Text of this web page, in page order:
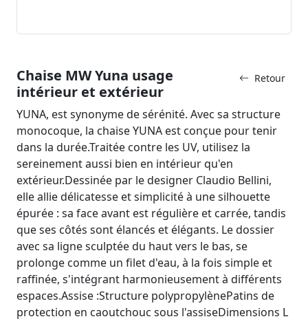
Retour
Chaise MW Yuna usage
intérieur et extérieur
YUNA, est synonyme de sérénité. Avec sa structure
monocoque, la chaise YUNA est conçue pour tenir
dans la durée.Traitée contre les UV, utilisez la
sereinement aussi bien en intérieur qu'en
extérieur.Dessinée par le designer Claudio Bellini,
elle allie délicatesse et simplicité à une silhouette
épurée : sa face avant est régulière et carrée, tandis
que ses côtés sont élancés et élégants. Le dossier
avec sa ligne sculptée du haut vers le bas, se
prolonge comme un filet d'eau, à la fois simple et
raffinée, s'intégrant harmonieusement à différents
espaces.Assise :Structure polypropylènePatins de
protection en caoutchouc sous l'assiseDimensions L